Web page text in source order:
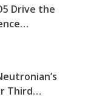
Drive the
Third